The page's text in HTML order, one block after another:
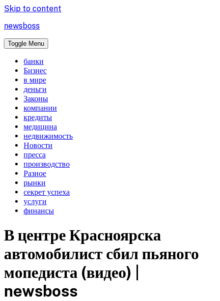
Skip to content
newsboss
Toggle Menu
банки
Бизнес
в мире
деньги
Законы
компании
кредиты
медицина
недвижимость
Новости
пресса
производство
Разное
рынки
секрет успеха
услуги
финансы
В центре Красноярска
автомобилист сбил пьяного
мопедиста (видео) |
newsboss